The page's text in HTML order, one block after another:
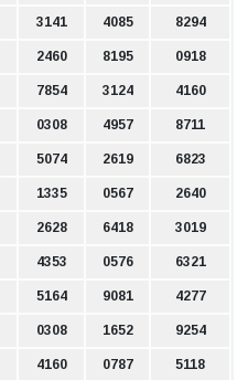
3141 4085 8294
2460 8195 0918
7854 3124 4160
0308 4957 8711
5074 2619 6823
1335 0567 2640
2628 6418 3019
4353 0576 6321
5164 9081 4277
0308 1652 9254
4160 0787 5118